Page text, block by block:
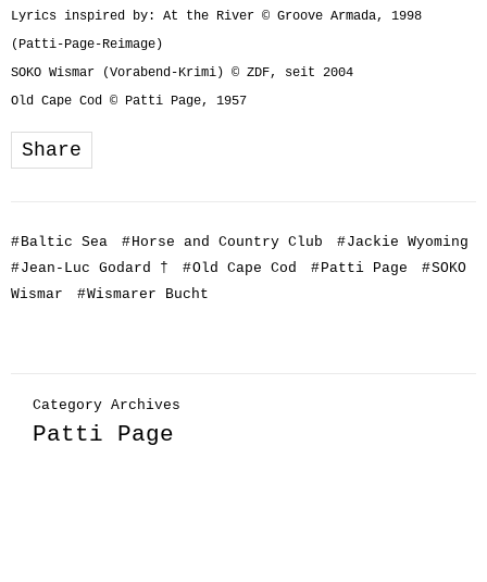
Lyrics inspired by: At the River © Groove Armada, 1998
(Patti-Page-Reimage)
SOKO Wismar (Vorabend-Krimi) © ZDF, seit 2004
Old Cape Cod © Patti Page, 1957
Share
#Baltic Sea #Horse and Country Club #Jackie Wyoming
#Jean-Luc Godard † #Old Cape Cod #Patti Page #SOKO
Wismar
#Wismarer Bucht
Category Archives
Patti Page